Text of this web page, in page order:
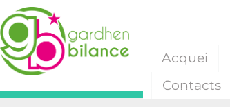
Acquei
Contacts